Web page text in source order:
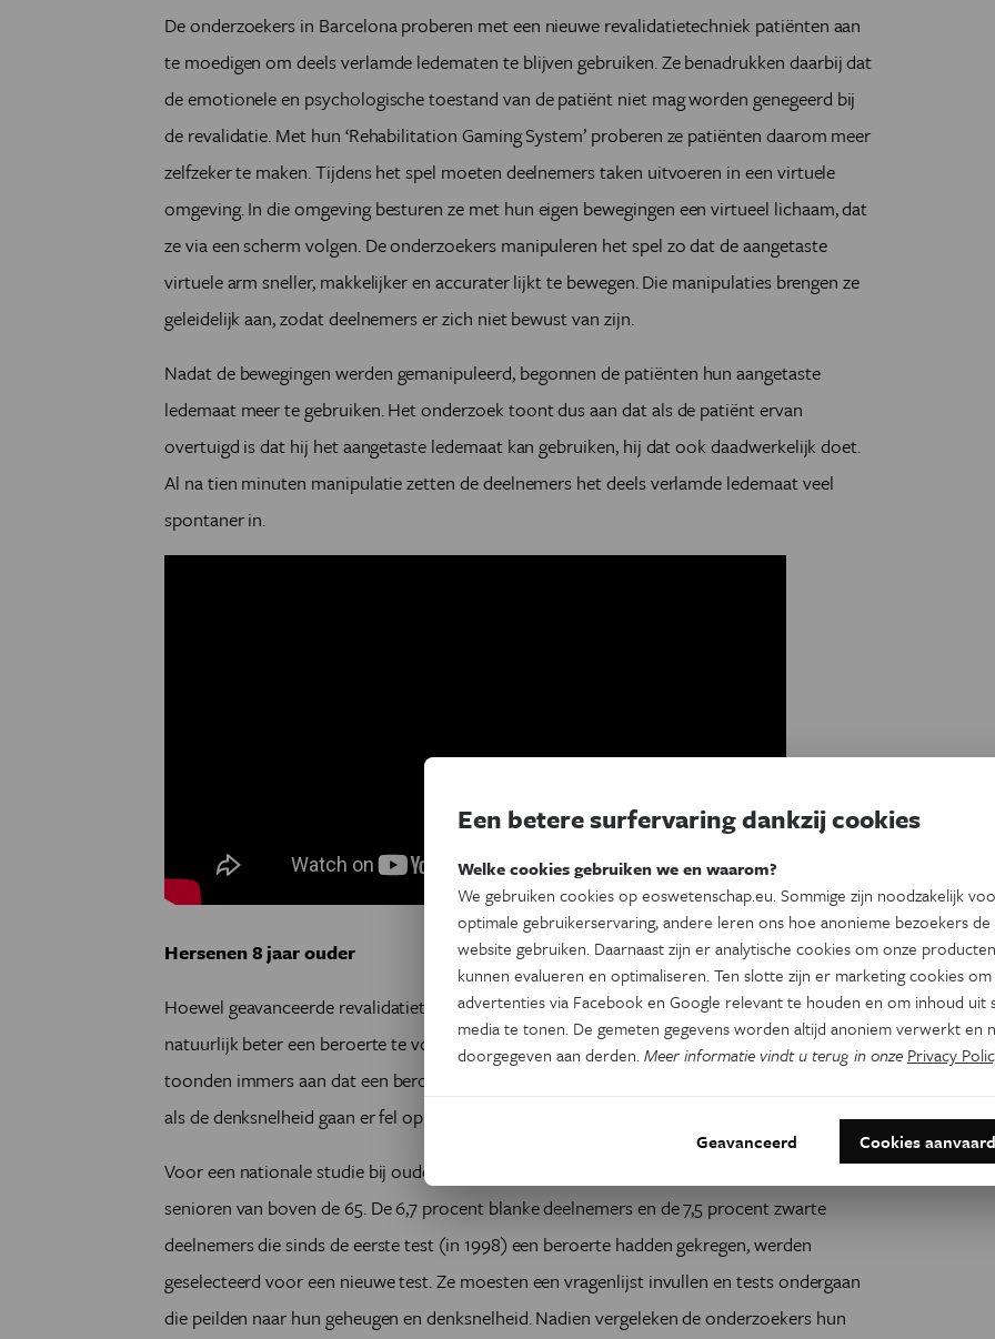
De onderzoekers in Barcelona proberen met een nieuwe revalidatietechniek patiënten aan
te moedigen om deels verlamde ledematen te blijven gebruiken. Ze benadrukken daarbij dat
de emotionele en psychologische toestand van de patiënt niet mag worden genegeerd bij
de revalidatie. Met hun ‘Rehabilitation Gaming System’ proberen ze patiënten daarom meer
zelfzeker te maken. Tijdens het spel moeten deelnemers taken uitvoeren in een virtuele
omgeving. In die omgeving besturen ze met hun eigen bewegingen een virtueel lichaam, dat
ze via een scherm volgen. De onderzoekers manipuleren het spel zo dat de aangetaste
virtuele arm sneller, makkelijker en accurater lijkt te bewegen. Die manipulaties brengen ze
geleidelijk aan, zodat deelnemers er zich niet bewust van zijn.
Nadat de bewegingen werden gemanipuleerd, begonnen de patiënten hun aangetaste
ledemaat meer te gebruiken. Het onderzoek toont dus aan dat als de patiënt ervan
overtuigd is dat hij het aangetaste ledemaat kan gebruiken, hij dat ook daadwerkelijk doet.
Al na tien minuten manipulatie zetten de deelnemers het deels verlamde ledemaat veel
spontaner in.
Hersenen 8 jaar ouder
Hoewel geavanceerde revalidatietechnieken patiënten steeds beter kunnen helpen, blijft het
natuurlijk beter een beroerte te voorkomen. Onderzoekers in het Amerikaanse Michigan
toonden immers aan dat een beroerte de hersenen acht jaar veroudert. Zowel het geheugen
als de denksnelheid gaan er fel op achteruit.
Voor een nationale studie bij oudere Amerikanen ondervroegen de wetenchappers 4.900
senioren van boven de 65. De 6,7 procent blanke deelnemers en de 7,5 procent zwarte
deelnemers die sinds de eerste test (in 1998) een beroerte hadden gekregen, werden
geselecteerd voor een nieuwe test. Ze moesten een vragenlijst invullen en tests ondergaan
die peilden naar hun geheugen en denksnelheid. Nadien vergeleken de onderzoekers hun
Een betere surfervaring dankzij cookies
Welke cookies gebruiken we en waarom?
We gebruiken cookies op eoswetenschap.eu. Sommige zijn noodzakelijk
optimale gebruikerservaring, andere leren ons hoe anonieme bezoekers de
website gebruiken. Daarnaast zijn er analytische cookies om onze
kunnen evalueren en optimaliseren. Ten slotte zijn er marketing cookies om
advertenties via Facebook en Google relevant te houden en om inhoud uit
media te tonen. De gemeten gegevens worden altijd anoniem verwerkt en
doorgegeven aan derden.Meer informatie vindt u terug in onze Privacy
Geavanceerd Cookies